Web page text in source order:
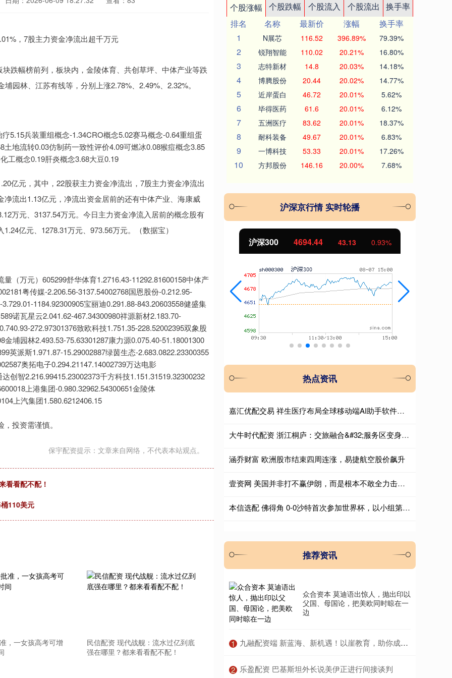
幅榜前列，板块内，金陵体育、共创草坪、中体产业等跌
园林、江苏有线等，分别上涨2.78%、2.49%、2.32%。
5.15兵装重组概念-1.34CRO概念5.02赛马概念-0.64重组蛋
地流转0.03仿制药一致性评价4.09可燃冰0.08猴痘概念3.85
工概念0.19肝炎概念3.68大豆0.19
元，其中，22股获主力资金净流出，7股主力资金净流出
流出1.13亿元，净流出资金居前的还有中体产业、海康威
万元、3137.54万元。今日主力资金净流入居前的概念股有
亿元、1278.31万元、973.56万元。（数据宝）
（万元）605299舒华体育1.2716.43-11292.81600158中体产
粤传媒-2.206.56-3137.54002768国恩股份-0.212.95-
1184.92300905宝丽迪0.291.88-843.20603558健盛集
诺瓦星云2.041.62-467.34300980祥源新材2.183.70-
272.97301376致欧科技1.751.35-228.52002395双象股
埔园林2.493.53-75.63301287康力源0.075.40-51.18001300
英派斯1.971.87-15.29002887绿茵生态-2.683.0822.23300355
奥拓电子0.294.21147.14002739万达电影
创智2.216.99415.23002373千方科技1.151.31519.32300232
上港集团-0.980.32962.54300651金陵体
上汽集团1.580.6212406.15
投资需谨慎。
保宇配资提示：文章来自网络，不代表本站观点。
看看配不配！
110美元
，一女孩高考可增
民信配资 现代战舰：流水过亿到底
强在哪里？都来看看配不配！
个股涨幅 个股跌幅 个股流入 个股流出
换手率
排名
名称 最新价 涨幅
换手率
1
N展芯 116.52 396.89% 79.39%
2 锐翔智能 110.02 20.21% 16.80%
3 志特新材 14.8 20.03% 14.18%
4 博腾股份 20.44 20.02% 14.77%
5 近岸蛋白 46.72 20.01% 5.62%
6 毕得医药 61.6 20.01% 6.12%
7 五洲医疗 83.62 20.01% 18.37%
8 耐科装备 49.67 20.01% 6.83%
9 一博科技 53.33 20.01% 17.26%
10 方邦股份 146.16 20.00% 7.68%
沪深京行情 实时轮播
北证50 1134.24 11.37 1.01%
热点资讯
嘉汇优配交易 祥生医疗布局全球移动端AI助手软件，构筑差异化服务生态
大牛时代配资 浙江桐庐：交旅融合&#32;服务区变身“海底世界”
涵乔财富 欧洲股市结束四周连涨，易捷航空股价飙升
壹资网 美国并非打不赢伊朗，而是根本不敢全力击溃伊朗
本信选配 佛得角 0-0沙特首次参加世界杯，以小组第二的成绩闯入淘汰赛
推荐资讯
众合资本 莫迪语出惊人，抛出印以
父国、母国论，把美欧同时晾在一
边
1 ​九融配资端 新蓝海、新机遇！以崖教育，助你成为新技能人才
2 ​乐盈配资 巴基斯坦外长说美伊正进行间接谈判